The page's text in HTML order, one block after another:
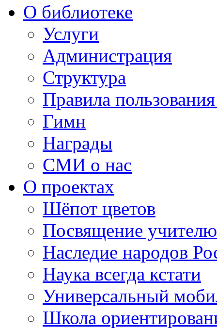
О библиотеке
Услуги
Администрация
Структура
Правила
Гимн
Награды
СМИ о нас
О проектах
Шёпот цветов
Посвящение учителю
Наследие народов
Наука всегда кстати
Универсальный
Школа